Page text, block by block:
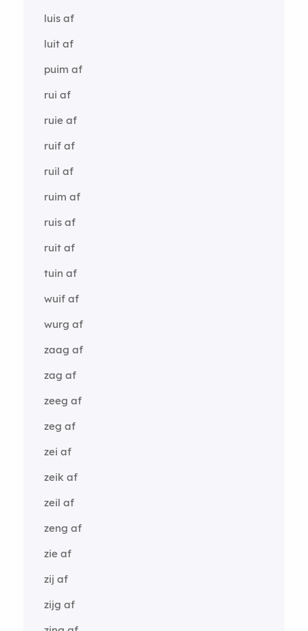
luis af
luit af
puim af
rui af
ruie af
ruif af
ruil af
ruim af
ruis af
ruit af
tuin af
wuif af
wurg af
zaag af
zag af
zeeg af
zeg af
zei af
zeik af
zeil af
zeng af
zie af
zij af
zijg af